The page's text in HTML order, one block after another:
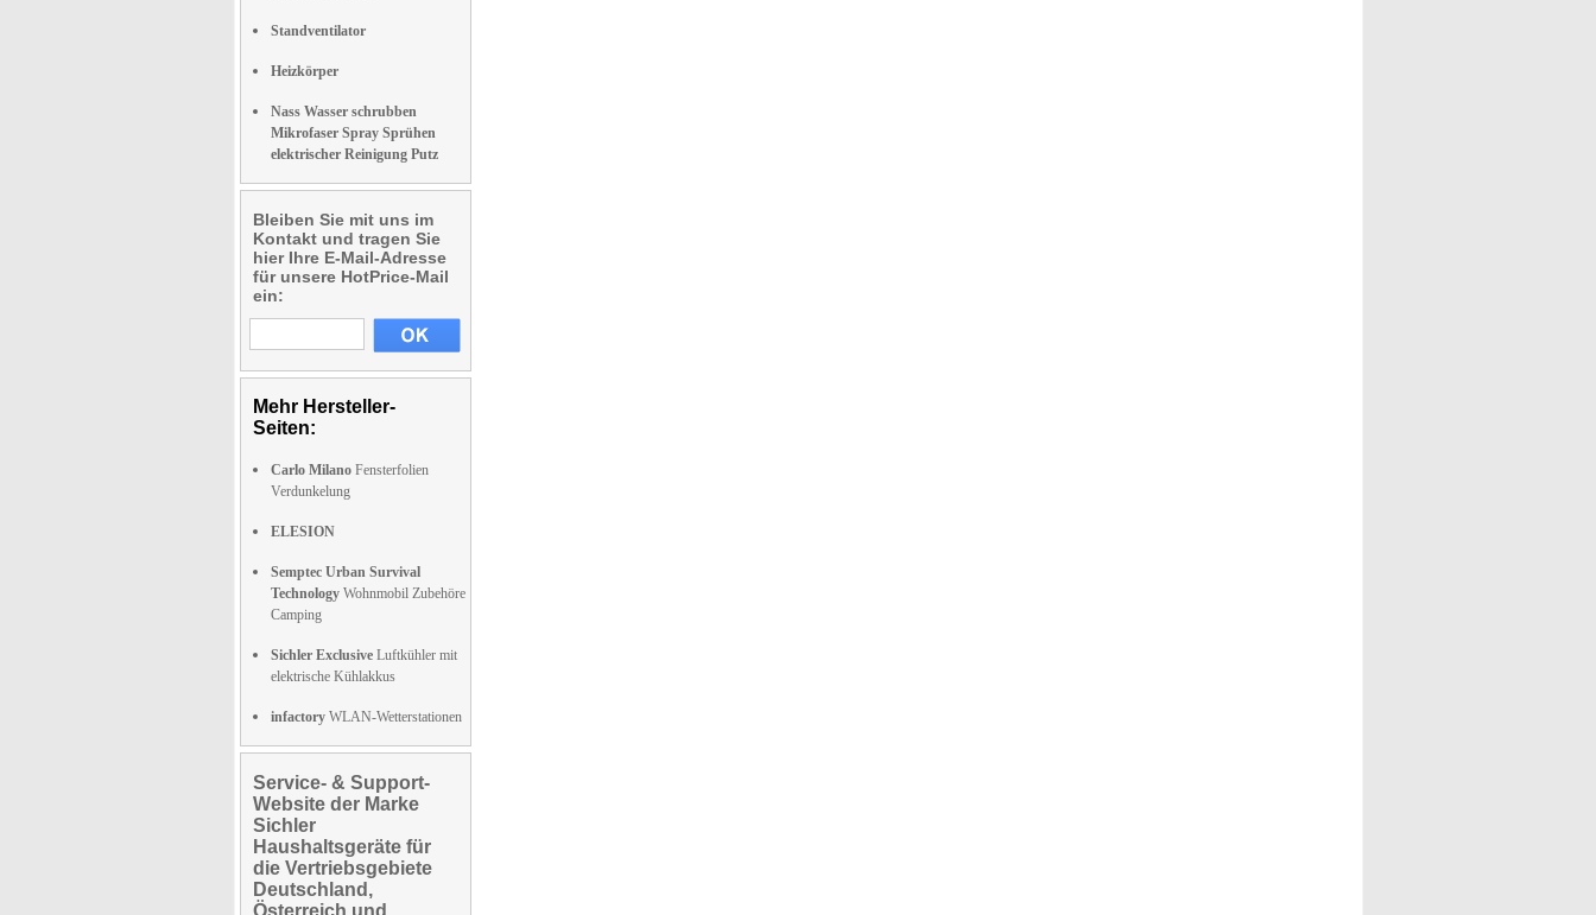
Standventilator
Heizkörper
Nass Wasser schrubben
Mikrofaser Spray Sprühen
elektrischer Reinigung Putz
Bleiben Sie mit uns im
Kontakt und tragen Sie
hier Ihre E-Mail-Adresse
für unsere HotPrice-Mail
ein:
Mehr Hersteller-
Seiten:
Carlo Milano Fensterfolien
Verdunkelung
ELESION
Semptec Urban Survival
Technology Wohnmobil Zubehöre
Camping
Sichler Exclusive Luftkühler mit
elektrische Kühlakkus
infactory WLAN-Wetterstationen
Service- & Support-
Website der Marke
Sichler
Haushaltsgeräte für
die Vertriebsgebiete
Deutschland,
Österreich und